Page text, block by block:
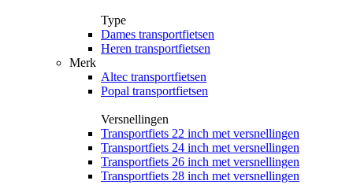
Type
Dames transportfietsen
Heren transportfietsen
Merk
Altec transportfietsen
Popal transportfietsen
Versnellingen
Transportfiets 22 inch met versnellingen
Transportfiets 24 inch met versnellingen
Transportfiets 26 inch met versnellingen
Transportfiets 28 inch met versnellingen